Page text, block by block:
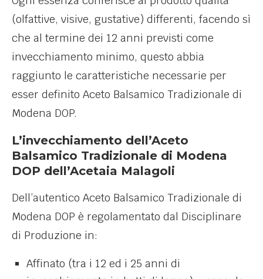
(olfattive, visive, gustative) differenti, facendo sì
che al termine dei 12 anni previsti come
invecchiamento minimo, questo abbia
raggiunto le caratteristiche necessarie per
esser definito Aceto Balsamico Tradizionale di
Modena DOP.
L’invecchiamento dell’Aceto
Balsamico Tradizionale di Modena
DOP dell’Acetaia Malagoli
Dell’autentico Aceto Balsamico Tradizionale di
Modena DOP è regolamentato dal Disciplinare
di Produzione in:
Affinato (tra i 12 ed i 25 anni di